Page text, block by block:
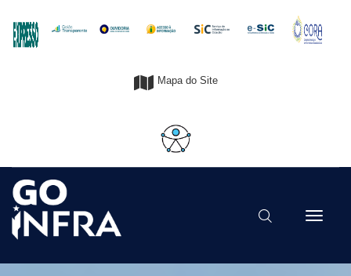
Mapa do Site